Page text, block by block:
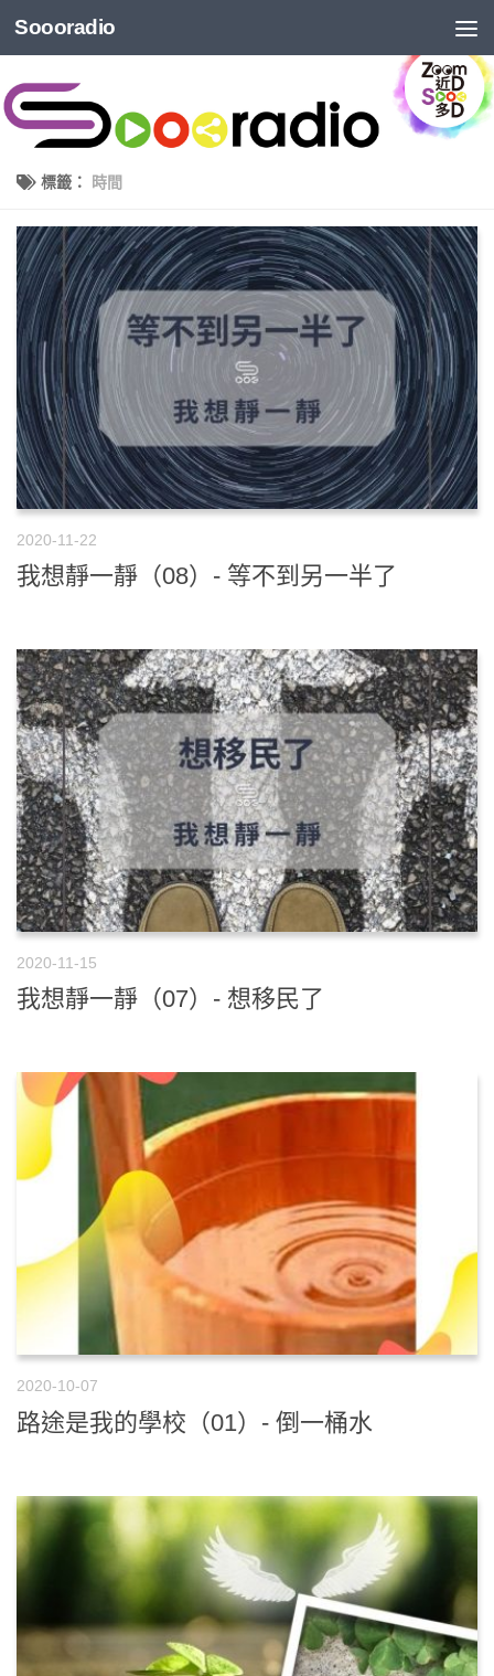
Soooradio
標籤： 時間
2020-11-22
我想靜一靜（08）- 等不到另一半了
2020-11-15
我想靜一靜（07）- 想移民了
2020-10-07
路途是我的學校（01）- 倒一桶水